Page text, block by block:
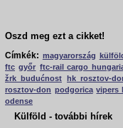
Oszd meg ezt a cikket!
Címkék: magyarország
ftc győr ftc-rail cargo
žrk budućnost
hk rosztov-
rosztov-don podgorica vipers
odense
Külföld - további hírek